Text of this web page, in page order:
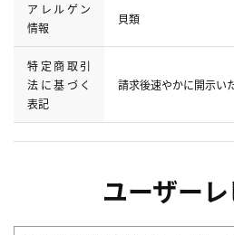
アレルゲン
情報
貝類
特定商取引
法に基づく
表記
請求後速やかに開示い
ユーザー